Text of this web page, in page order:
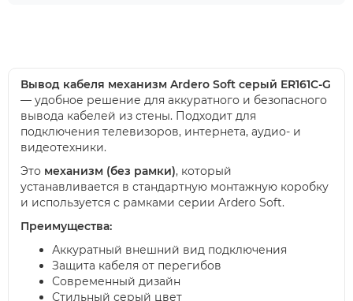
Вывод кабеля механизм Ardero Soft серый ER161C-G
— удобное решение для аккуратного и безопасного
вывода кабелей из стены. Подходит для
подключения телевизоров, интернета, аудио- и
видеотехники.
Это механизм (без рамки), который
устанавливается в стандартную монтажную коробку
и используется с рамками серии Ardero Soft.
Преимущества:
Аккуратный внешний вид подключения
Защита кабеля от перегибов
Современный дизайн
Стильный серый цвет